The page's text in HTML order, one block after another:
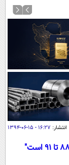
کردن
منو
انتشار: ۱۶:۲۷ - ۱۵-۰۶-۱۳۹۴